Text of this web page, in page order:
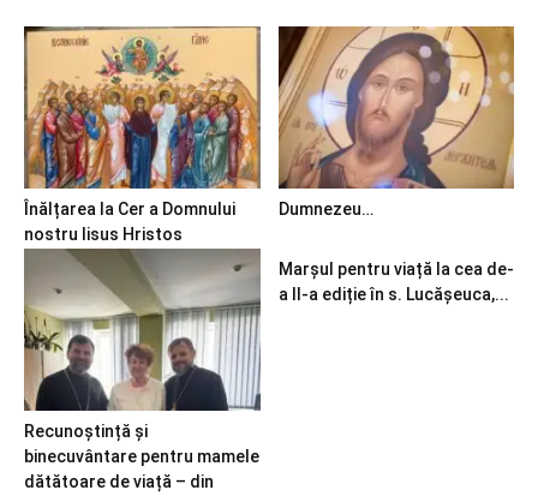
Înălțarea la Cer a Domnului
nostru Iisus Hristos
Dumnezeu…
Recunoștință și
binecuvântare pentru mamele
dătătoare de viață – din
Marșul pentru viață la cea de-
a II-a ediție în s. Lucășeuca,...